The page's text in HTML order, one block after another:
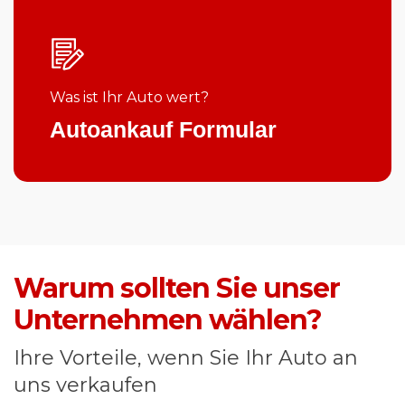
Was ist Ihr Auto wert?
Autoankauf Formular
Warum sollten Sie unser
Unternehmen wählen?
Ihre Vorteile, wenn Sie Ihr Auto an
uns verkaufen